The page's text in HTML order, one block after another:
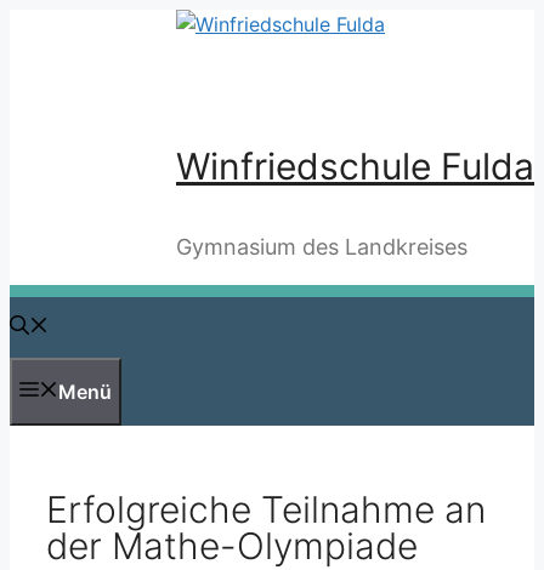
Winfriedschule Fulda
Gymnasium des Landkreises
Menü
Erfolgreiche Teilnahme an
der Mathe-Olympiade